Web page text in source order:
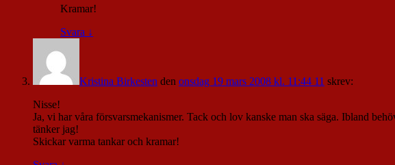
Kramar!
Svara ↓
Kristina Birkesten den onsdag 19 mars 2008 kl. 11:44 11 skrev:
Nisse!
Ja, vi har våra försvarsmekanismer. Tack och lov kanske man ska säga. Ibland
tänker jag!
Skickar varma tankar och kramar!